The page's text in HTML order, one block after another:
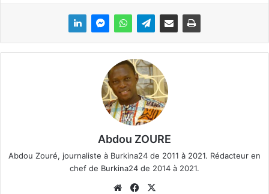
Abdou ZOURE
Abdou Zouré, journaliste à Burkina24 de 2011 à 2021. Rédacteur en
chef de Burkina24 de 2014 à 2021.
We
Fa